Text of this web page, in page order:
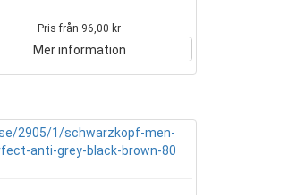
Pris från 96,00 kr
Mer information